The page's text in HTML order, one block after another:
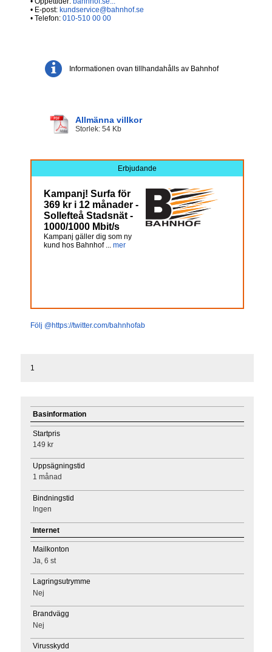
• E-post: kundservice@bahnhof.se
• Telefon: 010-510 00 00
Informationen ovan tillhandahålls av Bahnhof
Allmänna villkor
Storlek: 54 Kb
Erbjudande
Kampanj! Surfa för
369 kr i 12 månader -
Sollefteå Stadsnät -
1000/1000 Mbit/s
Kampanj gäller dig som ny
kund hos Bahnhof ... mer
Följ @https://twitter.com/bahnhofab
1
Basinformation
Startpris
149 kr
Uppsägningstid
1 månad
Bindningstid
Ingen
Internet
Mailkonton
Ja, 6 st
Lagringsutrymme
Nej
Brandvägg
Nej
Virusskydd